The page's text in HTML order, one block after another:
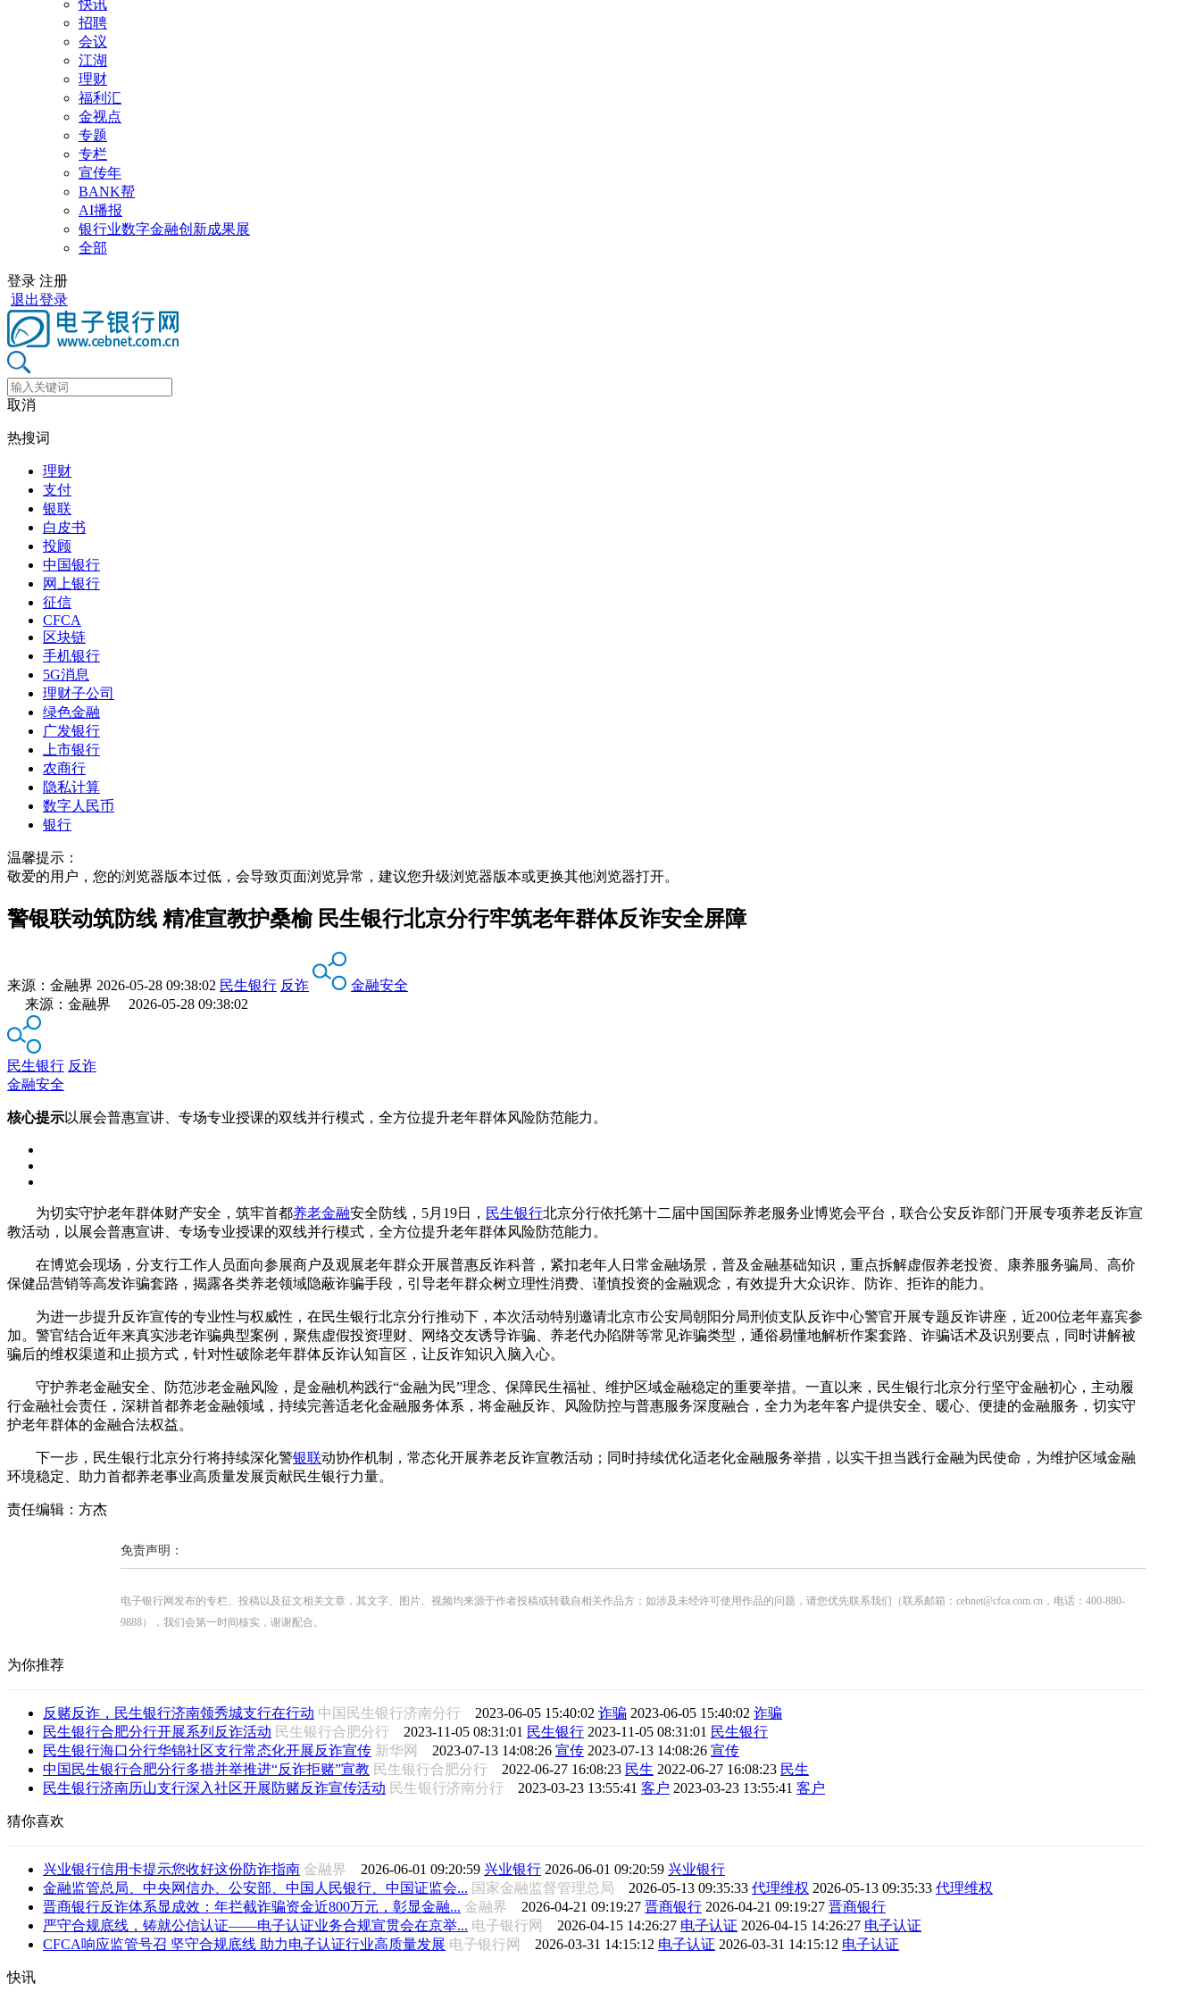
快讯
招聘
会议
江湖
理财
福利汇
金视点
专题
专栏
宣传年
BANK帮
AI播报
银行业数字金融创新成果展
全部
登录 注册
退出登录
取消
热搜词
理财
支付
银联
白皮书
投顾
中国银行
网上银行
征信
CFCA
区块链
手机银行
5G消息
理财子公司
绿色金融
广发银行
上市银行
农商行
隐私计算
数字人民币
银行
温馨提示：
敬爱的用户，您的浏览器版本过低，会导致页面浏览异常，建议您升级浏览器版本或更换其他浏览器打开。
警银联动筑防线 精准宣教护桑榆 民生银行北京分行牢筑老年群体反诈安全屏障
来源： 金融界 2026-05-28 09:38:02 民生银行 反诈
金融安全
来源：金融界 2026-05-28 09:38:02
民生银行 反诈
金融安全
核心提示以展会普惠宣讲、专场专业授课的双线并行模式，全方位提升老年群体风险防范能力。
为切实守护老年群体财产安全，筑牢首都养老金融安全防线，5月19日， 民生银行北京分行依托第十二届中国国际养老服务业博览会平台，联合公安反诈部门开展专项养老反诈宣
教活动，以展会普惠宣讲、专场专业授课的双线并行模式，全方位提升老年群体风险防范能力。
在博览会现场，分支行工作人员面向参展商户及观展老年群众开展普惠反诈科普，紧扣老年人日常金融场景，普及金融基础知识，重点拆解虚假养老投资、康养服务骗局、高价
保健品营销等高发诈骗套路，揭露各类养老领域隐蔽诈骗手段，引导老年群众树立理性消费、谨慎投资的金融观念，有效提升大众识诈、防诈、拒诈的能力。
为进一步提升反诈宣传的专业性与权威性，在民生银行北京分行推动下，本次活动特别邀请北京市公安局朝阳分局刑侦支队反诈中心警官开展专题反诈讲座，近200位老年嘉宾参
加。警官结合近年来真实涉老诈骗典型案例，聚焦虚假投资理财、网络交友诱导诈骗、养老代办陷阱等常见诈骗类型，通俗易懂地解析作案套路、诈骗话术及识别要点，同时讲解被
骗后的维权渠道和止损方式，针对性破除老年群体反诈认知盲区，让反诈知识入脑入心。
守护养老金融安全、防范涉老金融风险，是金融机构践行“金融为民”理念、保障民生福祉、维护区域金融稳定的重要举措。一直以来，民生银行北京分行坚守金融初心，主动履
行金融社会责任，深耕首都养老金融领域，持续完善适老化金融服务体系，将金融反诈、风险防控与普惠服务深度融合，全力为老年客户提供安全、暖心、便捷的金融服务，切实守
护老年群体的金融合法权益。
下一步，民生银行北京分行将持续深化警银联动协作机制，常态化开展养老反诈宣教活动；同时持续优化适老化金融服务举措，以实干担当践行金融为民使命，为维护区域金融
环境稳定、助力首都养老事业高质量发展贡献民生银行力量。
责任编辑：方杰
免责声明：
电子银行网发布的专栏、投稿以及征文相关文章，其文字、图片、视频均来源于作者投稿或转载自相关作品方；如涉及未经许可使用作品的问题，请您优先联系我们（联系邮箱：cebnet@cfca.com.cn，电话：400-880-
9888），我们会第一时间核实，谢谢配合。
为你推荐
反赌反诈，民生银行济南领秀城支行在行动 中国民生银行济南分行 2023-06-05 15:40:02 诈骗 2023-06-05 15:40:02 诈骗
民生银行合肥分行开展系列反诈活动 民生银行合肥分行 2023-11-05 08:31:01 民生银行 2023-11-05 08:31:01 民生银行
民生银行海口分行华锦社区支行常态化开展反诈宣传 新华网 2023-07-13 14:08:26 宣传 2023-07-13 14:08:26 宣传
中国民生银行合肥分行多措并举推进“反诈拒赌”宣教 民生银行合肥分行 2022-06-27 16:08:23 民生 2022-06-27 16:08:23 民生
民生银行济南历山支行深入社区开展防赌反诈宣传活动 民生银行济南分行 2023-03-23 13:55:41 客户 2023-03-23 13:55:41 客户
猜你喜欢
兴业银行信用卡提示您收好这份防诈指南 金融界 2026-06-01 09:20:59 兴业银行 2026-06-01 09:20:59 兴业银行
金融监管总局、中央网信办、公安部、中国人民银行、中国证监会... 国家金融监督管理总局 2026-05-13 09:35:33 代理维权 2026-05-13 09:35:33 代理维权
晋商银行反诈体系显成效：年拦截诈骗资金近800万元，彰显金融... 金融界 2026-04-21 09:19:27 晋商银行 2026-04-21 09:19:27 晋商银行
严守合规底线，铸就公信认证——电子认证业务合规宣贯会在京举... 电子银行网 2026-04-15 14:26:27 电子认证 2026-04-15 14:26:27 电子认证
CFCA响应监管号召 坚守合规底线 助力电子认证行业高质量发展 电子银行网 2026-03-31 14:15:12 电子认证 2026-03-31 14:15:12 电子认证
快讯